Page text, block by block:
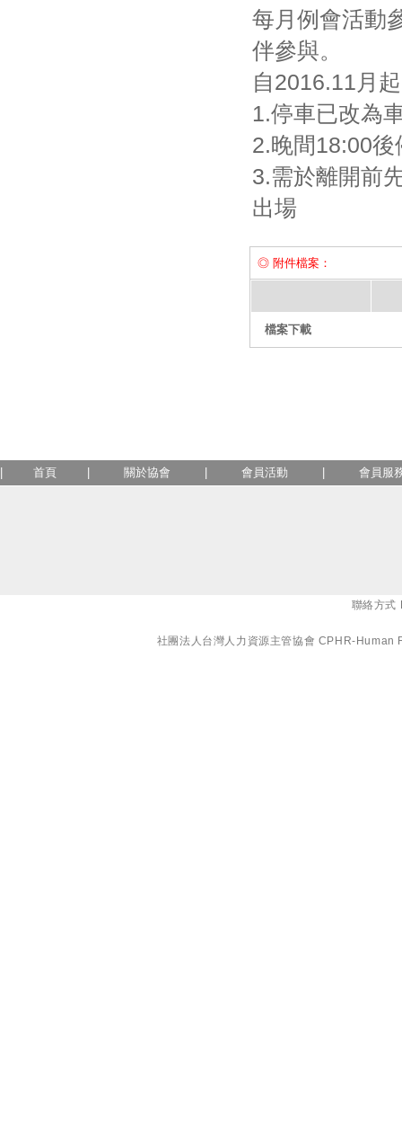
每月例會活動
伴參與。
自2016.11月
1.停車已改為
2.晚間18:00
3.需於離開前
出場
◎ 附件檔案：
檔案下載
首頁 關於協會 會員活動 會員服
聯絡方式
社團法人台灣人力資源主管協會 CPHR-